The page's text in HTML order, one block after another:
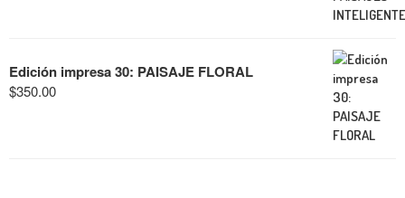
Edición impresa 30: PAISAJE FLORAL
$350.00